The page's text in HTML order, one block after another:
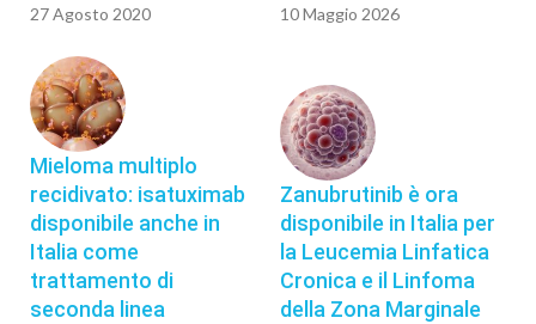
27 Agosto 2020 10 Maggio 2026
Mieloma multiplo
recidivato: isatuximab
disponibile anche in
Italia come
trattamento di
seconda linea
Zanubrutinib è ora
disponibile in Italia per
la Leucemia Linfatica
Cronica e il Linfoma
della Zona Marginale